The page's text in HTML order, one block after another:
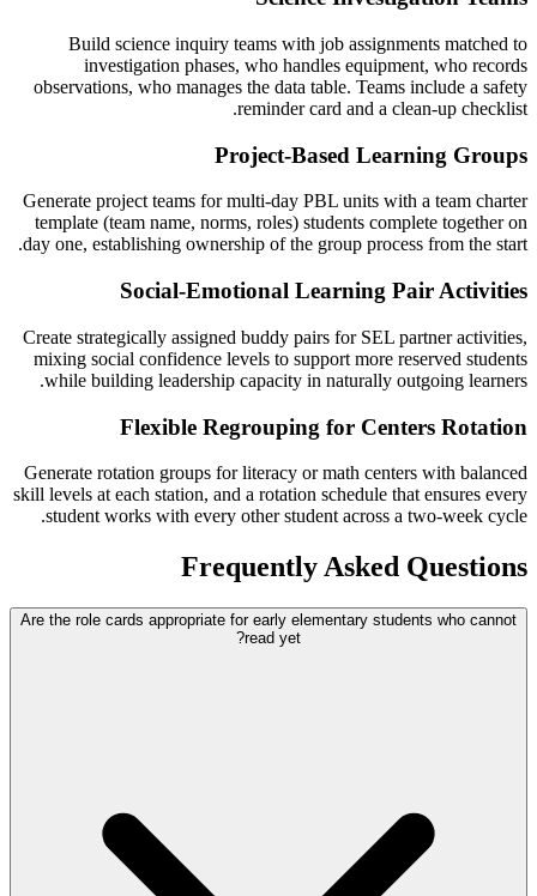
Build science inquiry teams with job assignments matched to
investigation phases, who handles equipment, who records
observations, who manages the data table. Teams include a safety
reminder card and a clean-up checklist.
Project-Based Learning Groups
Generate project teams for multi-day PBL units with a team charter
template (team name, norms, roles) students complete together on
day one, establishing ownership of the group process from the start.
Social-Emotional Learning Pair Activities
Create strategically assigned buddy pairs for SEL partner activities,
mixing social confidence levels to support more reserved students
while building leadership capacity in naturally outgoing learners.
Flexible Regrouping for Centers Rotation
Generate rotation groups for literacy or math centers with balanced
skill levels at each station, and a rotation schedule that ensures every
student works with every other student across a two-week cycle.
Frequently Asked Questions
Are the role cards appropriate for early elementary students who cannot
read yet?